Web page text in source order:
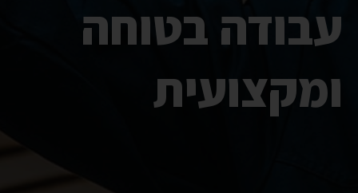
עבודה בטוחה
ומקצועית